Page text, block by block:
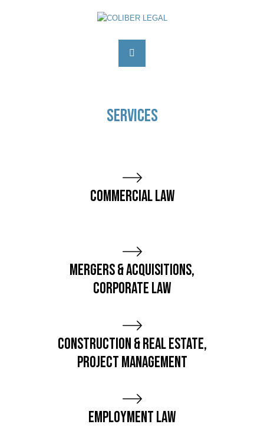
SERVICES
Commercial Law
Mergers & Acquisitions,
Corporate Law
Construction & Real Estate,
Project Management
Employment Law